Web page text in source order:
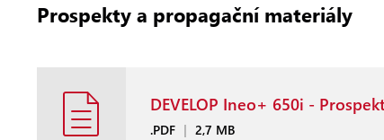
Prospekty a propagační materiály
DEVELOP Ineo+ 650i -
.PDF | 2,7 MB